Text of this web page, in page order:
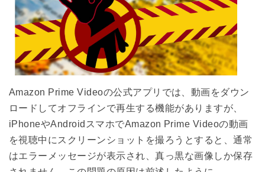
Amazon Prime Videoの公式アプリでは、動画をダウン
ロードしてオフラインで再生する機能がありますが、
iPhoneやAndroidスマホでAmazon Prime Videoの動画
を視聴中にスクリーンショットを撮ろうとすると、通常
はエラーメッセージが表示され、真っ黒な画像しか保存